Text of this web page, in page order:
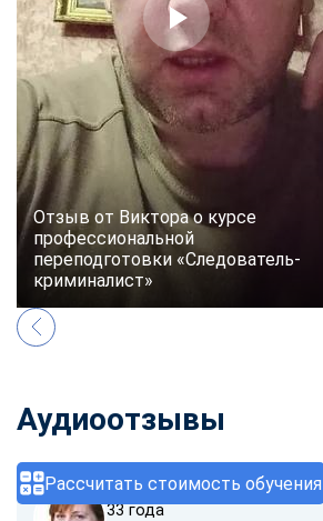
Рассчитать стоимость обучения
Отзыв от Виктора о курсе
профессиональной
переподготовки «Следователь-
криминалист»
Аудиоотзывы
София Карпова
33 года